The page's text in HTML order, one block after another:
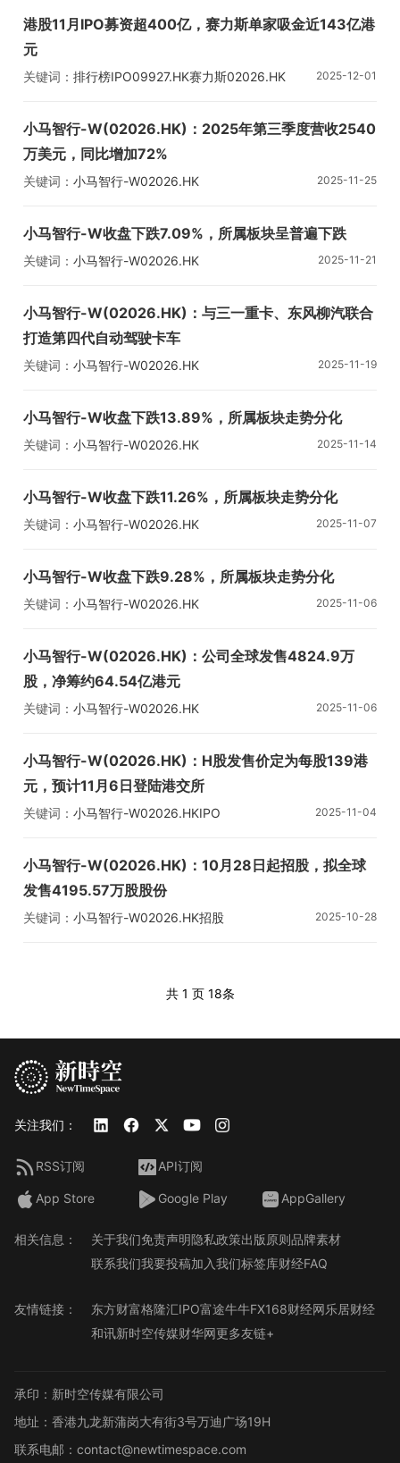
港股11月IPO募资超400亿，赛力斯单家吸金近143亿港
元
关键词： 排行榜IPO09927.HK赛力斯02026.HK
2025-12-01
小马智行-W(02026.HK)：2025年第三季度营收2540
万美元，同比增加72%
关键词： 小马智行-W02026.HK 2025-11-25
小马智行-W收盘下跌7.09%，所属板块呈普遍下跌
关键词： 小马智行-W02026.HK 2025-11-21
小马智行-W(02026.HK)：与三一重卡、东风柳汽联合
打造第四代自动驾驶卡车
关键词： 小马智行-W02026.HK 2025-11-19
小马智行-W收盘下跌13.89%，所属板块走势分化
关键词： 小马智行-W02026.HK 2025-11-14
小马智行-W收盘下跌11.26%，所属板块走势分化
关键词： 小马智行-W02026.HK 2025-11-07
小马智行-W收盘下跌9.28%，所属板块走势分化
关键词： 小马智行-W02026.HK 2025-11-06
小马智行-W(02026.HK)：公司全球发售4824.9万
股，净筹约64.54亿港元
关键词： 小马智行-W02026.HK 2025-11-06
小马智行-W(02026.HK)：H股发售价定为每股139港
元，预计11月6日登陆港交所
关键词： 小马智行-W02026.HKIPO 2025-11-04
小马智行-W(02026.HK)：10月28日起招股，拟全球
发售4195.57万股股份
关键词： 小马智行-W02026.HK招股 2025-10-28
共 1 页 18条
关注我们：
RSS订阅 API订阅
App Store Google Play AppGallery
相关信息： 关于我们免责声明隐私政策出版原则品牌素材
联系我们我要投稿加入我们标签库财经FAQ
友情链接： 东方财富格隆汇IPO富途牛牛FX168财经网乐居财经
和讯新时空传媒财华网更多友链+
承印：新时空传媒有限公司
地址：香港九龙新蒲岗大有街3号万迪广场19H
联系电邮：contact@newtimespace.com